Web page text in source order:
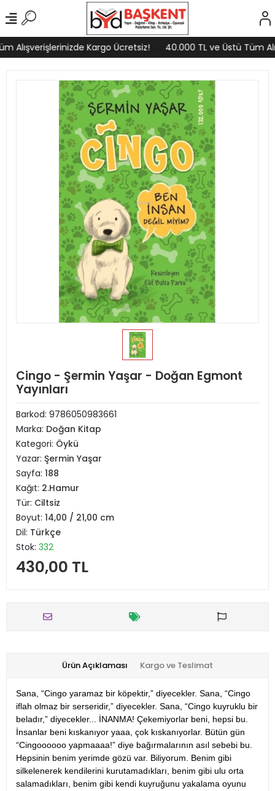
Alışverişlerinizde Kargo Ücretsiz! 40.000 TL ve Üstü Tüm
Cingo - Şermin Yaşar - Doğan Egmont
Yayınları
Barkod: 9786050983661
Marka: Doğan Kitap
Kategori: Öykü
Yazar: Şermin Yaşar
Sayfa: 188
Kağıt: 2.Hamur
Tür: Ciltsiz
Boyut: 14,00 / 21,00 cm
Dil: Türkçe
Stok: 332
430,00 TL
Ürün Açıklaması Kargo ve Teslimat
Sana, “Cingo yaramaz bir köpektir,” diyecekler. Sana, “Cingo
iflah olmaz bir serseridir,” diyecekler. Sana, “Cingo kuyruklu bir
beladır,” diyecekler... İNANMA! Çekemiyorlar beni, hepsi bu.
İnsanlar beni kıskanıyor yaaa, çok kıskanıyorlar. Bütün gün
“Cingoooooo yapmaaaa!” diye bağırmalarının asıl sebebi bu.
Hepsinin benim yerimde gözü var. Biliyorum. Benim gibi
silkelenerek kendilerini kurutamadıkları, benim gibi ulu orta
salamadıkları, benim gibi kendi kuyruğunu yakalama oyunu